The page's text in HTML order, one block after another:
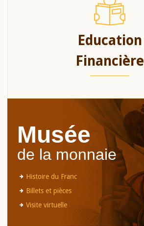
Education
Financière
Musée
de la monnaie
Histoire du Franc
Billets et pièces
Visite virtuelle